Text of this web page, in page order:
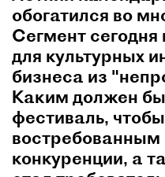
обогатился во
Сегмент сегодня
для культурных
бизнеса из
Каким должен
фестиваль,
востребованным
конкуренции, а